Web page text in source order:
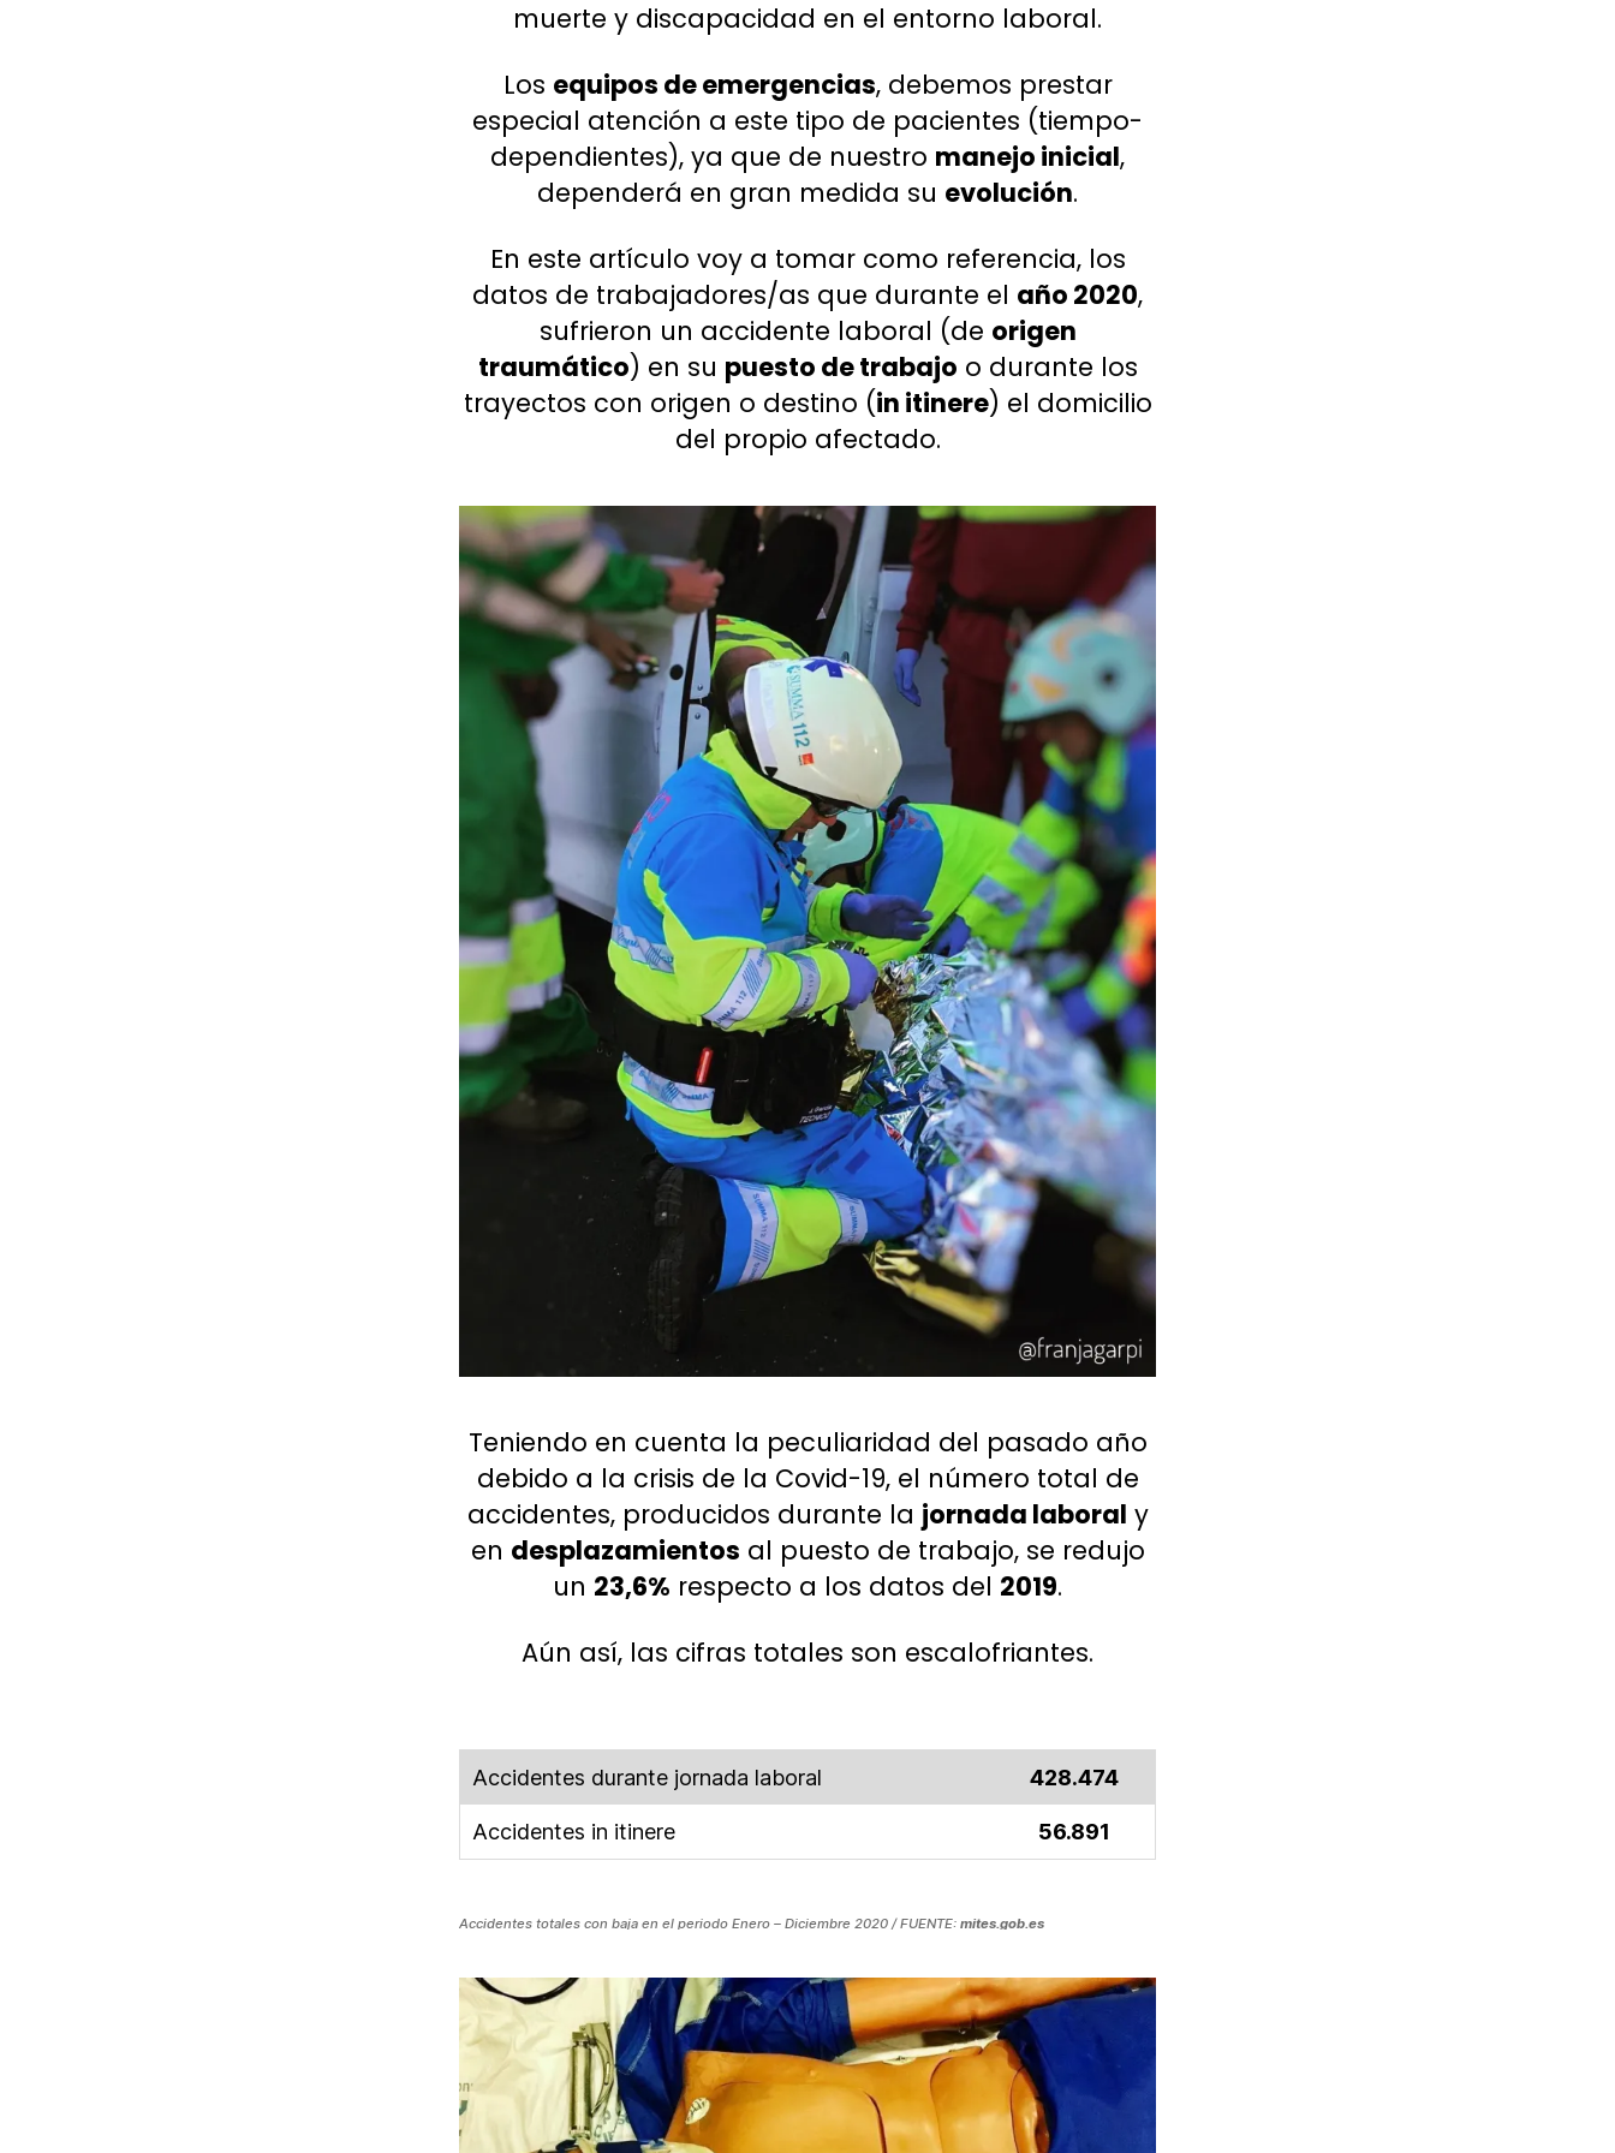
muerte y discapacidad en el entorno laboral.
Los equipos de emergencias, debemos prestar
especial atención a este tipo de pacientes (tiempo-
dependientes), ya que de nuestro manejo inicial,
dependerá en gran medida su evolución.
En este artículo voy a tomar como referencia, los
datos de trabajadores/as que durante el año 2020,
sufrieron un accidente laboral (de origen
traumático) en su puesto de trabajo o durante los
trayectos con origen o destino (in itinere) el domicilio
del propio afectado.
Teniendo en cuenta la peculiaridad del pasado año
debido a la crisis de la Covid-19, el número total de
accidentes, producidos durante la jornada laboral y
en desplazamientos al puesto de trabajo, se redujo
un 23,6% respecto a los datos del 2019.
Aún así, las cifras totales son escalofriantes.
Accidentes durante jornada laboral 428.474
Accidentes in itinere 56.891
Accidentes totales con baja en el periodo Enero – Diciembre 2020 / FUENTE: mites.gob.es